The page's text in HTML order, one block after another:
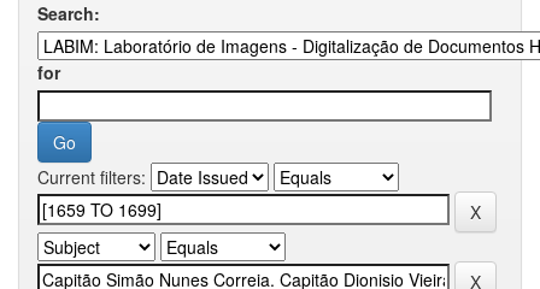
Search:
for
Current filters: